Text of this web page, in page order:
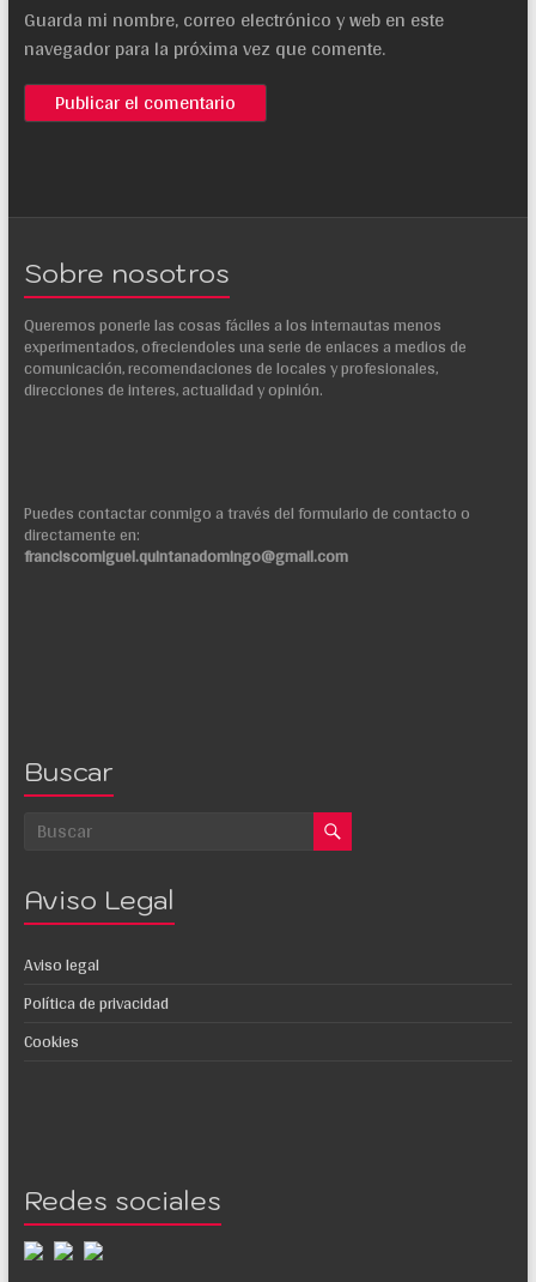
Guarda mi nombre, correo electrónico y web en este
navegador para la próxima vez que comente.
Sobre nosotros
Queremos ponerle las cosas fáciles a los internautas menos
experimentados, ofreciendoles una serie de enlaces a medios de
comunicación, recomendaciones de locales y profesionales,
direcciones de interes, actualidad y opinión.
Puedes contactar conmigo a través del formulario de contacto o
directamente en:
franciscomiguel.quintanadomingo@gmail.com
Buscar
Aviso Legal
Aviso legal
Política de privacidad
Cookies
Redes sociales